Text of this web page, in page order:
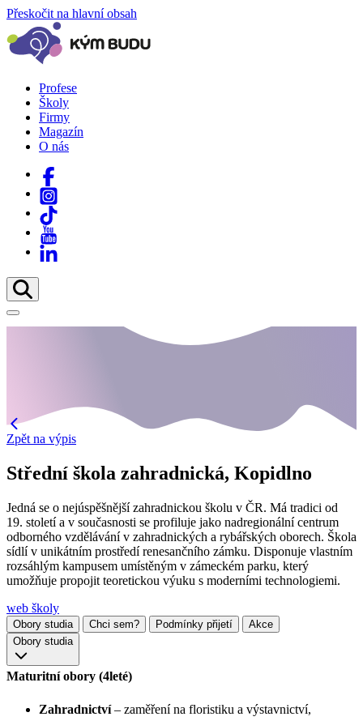
Přeskočit na hlavní obsah
Profese
Školy
Firmy
Magazín
O nás
Zpět na výpis
Střední škola zahradnická, Kopidlno
Jedná se o nejúspěšnější zahradnickou školu v ČR. Má tradici od
19. století a v současnosti se profiluje jako nadregionální centrum
odborného vzdělávání v zahradnických a rybářských oborech. Škola
sídlí v unikátním prostředí renesančního zámku. Disponuje vlastním
rozsáhlým kampusem umístěným v zámeckém parku, který
umožňuje propojit teoretickou výuku s moderními technologiemi.
web školy
Obory studia Chci sem? Podmínky přijetí
Akce
Obory studia
Maturitní obory (4leté)
Zahradnictví– zaměření na floristiku a výstavnictví,